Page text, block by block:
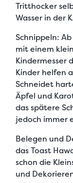
Tritthocker
Wasser in der
Schnippeln:
mit einem
Kindermesser
Kinder helfen
Schneidet
Äpfel und
das spätere
jedoch immer
Belegen und
das Toast
schon die
und